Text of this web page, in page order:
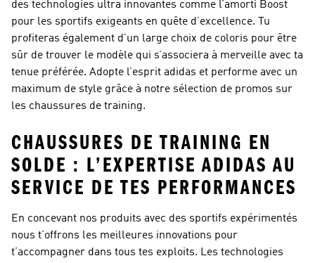
des technologies ultra innovantes comme l’amorti Boost
pour les sportifs exigeants en quête d’excellence. Tu
profiteras également d’un large choix de coloris pour être
sûr de trouver le modèle qui s’associera à merveille avec ta
tenue préférée. Adopte l’esprit adidas et performe avec un
maximum de style grâce à notre sélection de promos sur
les chaussures de training.
CHAUSSURES DE TRAINING EN
SOLDE : L’EXPERTISE ADIDAS AU
SERVICE DE TES PERFORMANCES
En concevant nos produits avec des sportifs expérimentés
nous t’offrons les meilleures innovations pour
t’accompagner dans tous tes exploits. Les technologies